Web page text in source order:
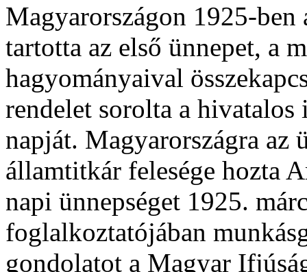
Magyarországon 1925-
tartotta az első ünnepet, a
hagyományaival
rendelet sorolta a
napját. Magyarországra az
államtitkár felesége hozta
napi ünnepséget 1925.
foglalkoztatójában
gondolatot a Magyar